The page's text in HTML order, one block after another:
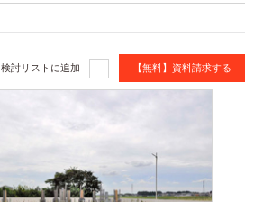
検討リストに追加 【無料】資料請求する